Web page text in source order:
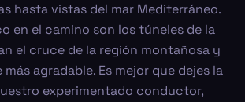
hasta vistas del mar Mediterráneo.
en el camino son los túneles de la
el cruce de la región montañosa y
agradable. Es mejor que dejes la
experimentado conductor,